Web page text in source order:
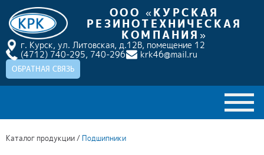
ООО «КУРСКАЯ
РЕЗИНОТЕХНИЧЕСКАЯ
КОМПАНИЯ»
г. Курск, ул. Литовская, д.12В, помещение 12
(4712) 740-295, 740-296 krk46@mail.ru
ОБРАТНАЯ СВЯЗЬ
Каталог продукции/ Подшипники